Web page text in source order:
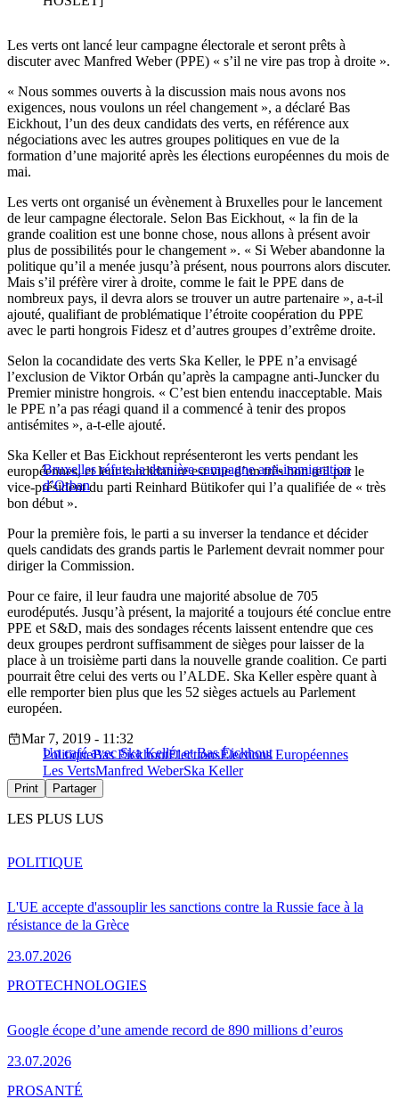
Les verts ont lancé leur campagne électorale et seront prêts à
discuter avec Manfred Weber (PPE) « s’il ne vire pas trop à droite ».
« Nous sommes ouverts à la discussion mais nous avons nos
exigences, nous voulons un réel changement », a déclaré Bas
Eickhout, l’un des deux candidats des verts, en référence aux
négociations avec les autres groupes politiques en vue de la
formation d’une majorité après les élections européennes du mois de
mai.
Les verts ont organisé un évènement à Bruxelles pour le lancement
de leur campagne électorale. Selon Bas Eickhout, « la fin de la
grande coalition est une bonne chose, nous allons à présent avoir
plus de possibilités pour le changement ». « Si Weber abandonne la
politique qu’il a menée jusqu’à présent, nous pourrons alors discuter.
Mais s’il préfère virer à droite, comme le fait le PPE dans de
nombreux pays, il devra alors se trouver un autre partenaire », a-t-il
ajouté, qualifiant de problématique l’étroite coopération du PPE
avec le parti hongrois Fidesz et d’autres groupes d’extrême droite.
Selon la cocandidate des verts Ska Keller, le PPE n’a envisagé
l’exclusion de Viktor Orbán qu’après la campagne anti-Juncker du
Premier ministre hongrois. « C’est bien entendu inacceptable. Mais
le PPE n’a pas réagi quand il a commencé à tenir des propos
antisémites », a-t-elle ajouté.
Bruxelles réfute la dernière campagne anti-immigration
d’Orban
Ska Keller et Bas Eickhout représenteront les verts pendant les
européennes, et leur candidature est vue d’un très bon œil par le
vice-président du parti Reinhard Bütikofer qui l’a qualifiée de « très
bon début ».
Pour la première fois, le parti a su inverser la tendance et décider
quels candidats des grands partis le Parlement devrait nommer pour
diriger la Commission.
Pour ce faire, il leur faudra une majorité absolue de 705
eurodéputés. Jusqu’à présent, la majorité a toujours été conclue entre
PPE et S&D, mais des sondages récents laissent entendre que ces
deux groupes perdront suffisamment de sièges pour laisser de la
place à un troisième parti dans la nouvelle grande coalition. Ce parti
pourrait être celui des verts ou l’ALDE. Ska Keller espère quant à
elle remporter bien plus que les 52 sièges actuels au Parlement
européen.
Un café avec Ska Keller et Bas Eickhout
Mar 7, 2019 - 11:32
PolitiqueBas EickhoutÉlectionsÉlections Européennes
Les VertsManfred WeberSka Keller
Print Partager
LES PLUS LUS
L'UE accepte d'assouplir les sanctions contre la Russie face à la
résistance de la Grèce
23.07.2026
POLITIQUE
Google écope d’une amende record de 890 millions d’euros
23.07.2026
PROTECHNOLOGIES
PROSANTÉ